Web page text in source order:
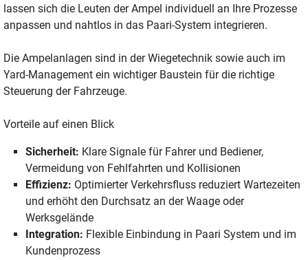
lassen sich die Leuten der Ampel individuell an Ihre Prozesse
anpassen und nahtlos in das Paari-System integrieren.
Die Ampelanlagen sind in der Wiegetechnik sowie auch im
Yard-Management ein wichtiger Baustein für die richtige
Steuerung der Fahrzeuge.
Vorteile auf einen Blick
Sicherheit: Klare Signale für Fahrer und Bediener,
Vermeidung von Fehlfahrten und Kollisionen
Effizienz: Optimierter Verkehrsfluss reduziert Wartezeiten
und erhöht den Durchsatz an der Waage oder
Werksgelände
Integration: Flexible Einbindung in Paari System und im
Kundenprozess